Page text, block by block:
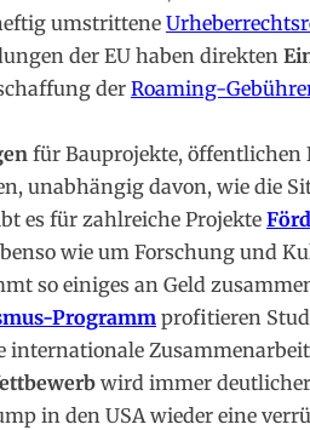
umstrittene
der EU haben direkten
der Roaming-
für Bauprojekte, öffentlichen
unabhängig davon, wie die
es für zahlreiche Projekte
wie um Forschung und
so einiges an Geld
Programmprofitieren
internationale
wird immer
in den USA wieder eine